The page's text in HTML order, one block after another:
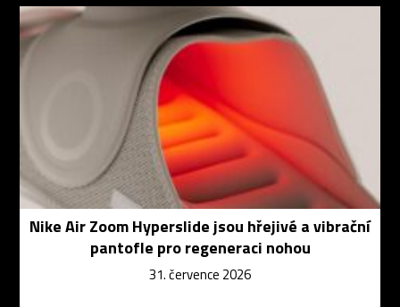
Nike Air Zoom Hyperslide jsou hřejivé a vibrační
pantofle pro regeneraci nohou
31. července 2026